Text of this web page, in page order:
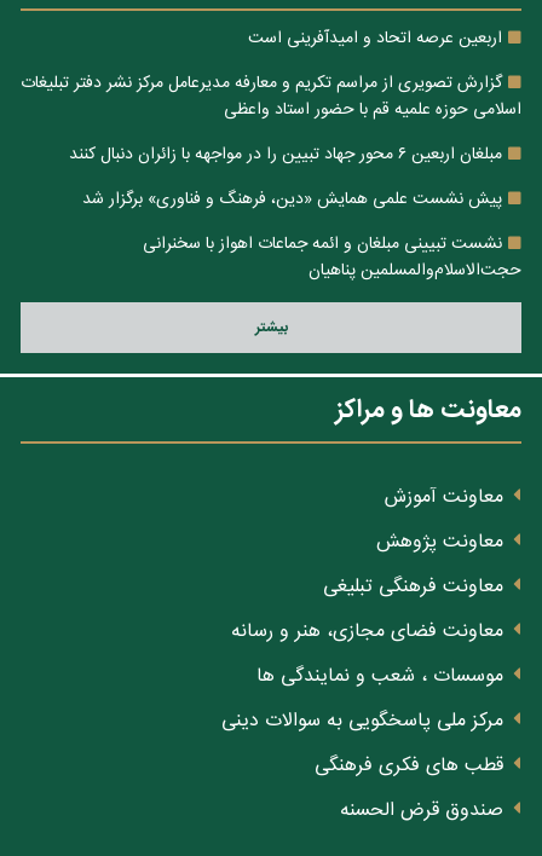
اربعین عرصه اتحاد و امیدآفرینی است
گزارش تصویری از مراسم تکریم و معارفه مدیرعامل مرکز نشر دفتر تبلیغات
اسلامی حوزه علمیه قم با حضور استاد واعظی
مبلغان اربعین ۶ محور جهاد تبیین را در مواجهه با زائران دنبال کنند
پیش نشست علمی همایش «دین، فرهنگ و فناوری» برگزار شد
نشست تبیینی مبلغان و ائمه جماعات اهواز با سخنرانی
حجت‌الاسلام‌والمسلمین پناهیان
بيشتر
معاونت ها و مراکز
معاونت آموزش
معاونت پژوهش
معاونت فرهنگی تبلیغی
معاونت فضای مجازی، هنر و رسانه
موسسات ، شعب و نمایندگی ها
مرکز ملی پاسخگویی به سوالات دینی
قطب های فکری فرهنگی
صندوق قرض الحسنه